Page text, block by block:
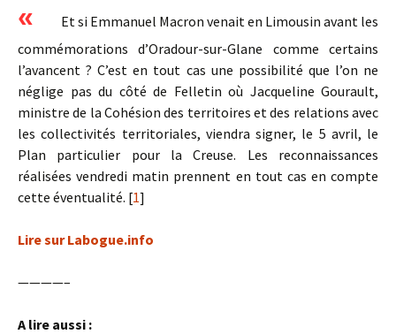
« Et si Emmanuel Macron venait en Limousin avant les
commémorations d’Oradour-sur-Glane comme certains
l’avancent ? C’est en tout cas une possibilité que l’on ne
néglige pas du côté de Felletin où Jacqueline Gourault,
ministre de la Cohésion des territoires et des relations avec
les collectivités territoriales, viendra signer, le 5 avril, le
Plan particulier pour la Creuse. Les reconnaissances
réalisées vendredi matin prennent en tout cas en compte
cette éventualité. [1]
Lire sur Labogue.info
————–
A lire aussi :